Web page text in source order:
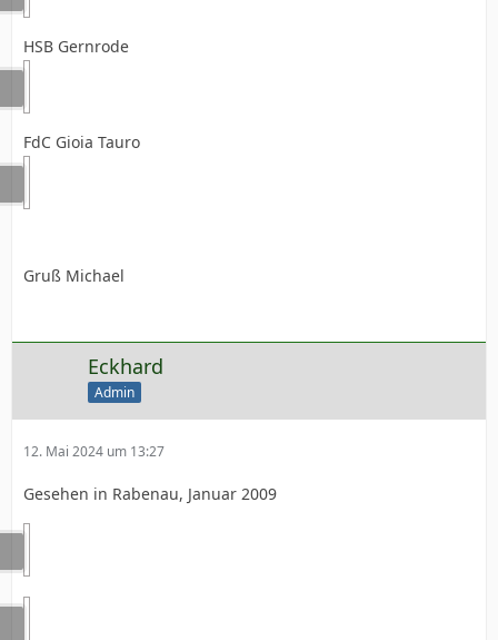
HSB Gernrode
FdC Gioia Tauro
Gruß Michael
Eckhard
Admin
12. Mai 2024 um 13:27
Gesehen in Rabenau, Januar 2009